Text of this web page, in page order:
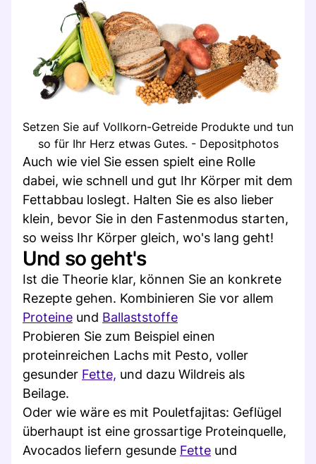
Setzen Sie auf Vollkorn-Getreide Produkte und tun
so für Ihr Herz etwas Gutes. - Depositphotos
Auch wie viel Sie essen spielt eine Rolle
dabei, wie schnell und gut Ihr Körper mit dem
Fettabbau loslegt. Halten Sie es also lieber
klein, bevor Sie in den Fastenmodus starten,
so weiss Ihr Körper gleich, wo's lang geht!
Und so geht's
Ist die Theorie klar, können Sie an konkrete
Rezepte gehen. Kombinieren Sie vor allem
Proteine und Ballaststoffe
Probieren Sie zum Beispiel einen
proteinreichen Lachs mit Pesto, voller
gesunder Fette, und dazu Wildreis als
Beilage.
Oder wie wäre es mit Pouletfajitas: Geflügel
überhaupt ist eine grossartige Proteinquelle,
Avocados liefern gesunde Fette und